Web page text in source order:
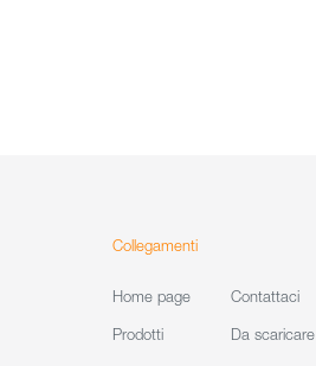
Collegamenti
Home page
Prodotti
Contattaci
Da scaricare